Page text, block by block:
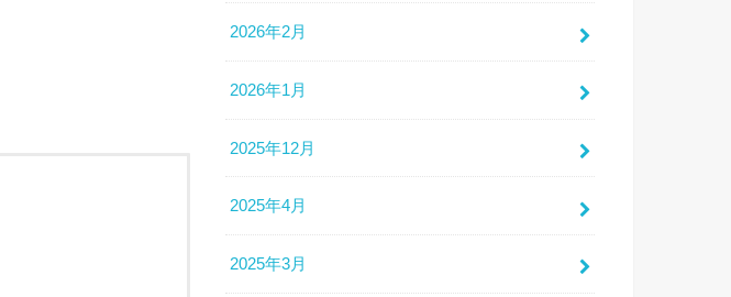
2026年2月
2026年1月
2025年12月
2025年4月
2025年3月